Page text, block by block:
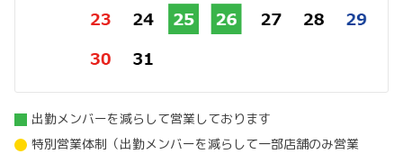
出勤メンバーを減らして営業しております
特別営業体制（出勤メンバーを減らして一部店舗のみ営業